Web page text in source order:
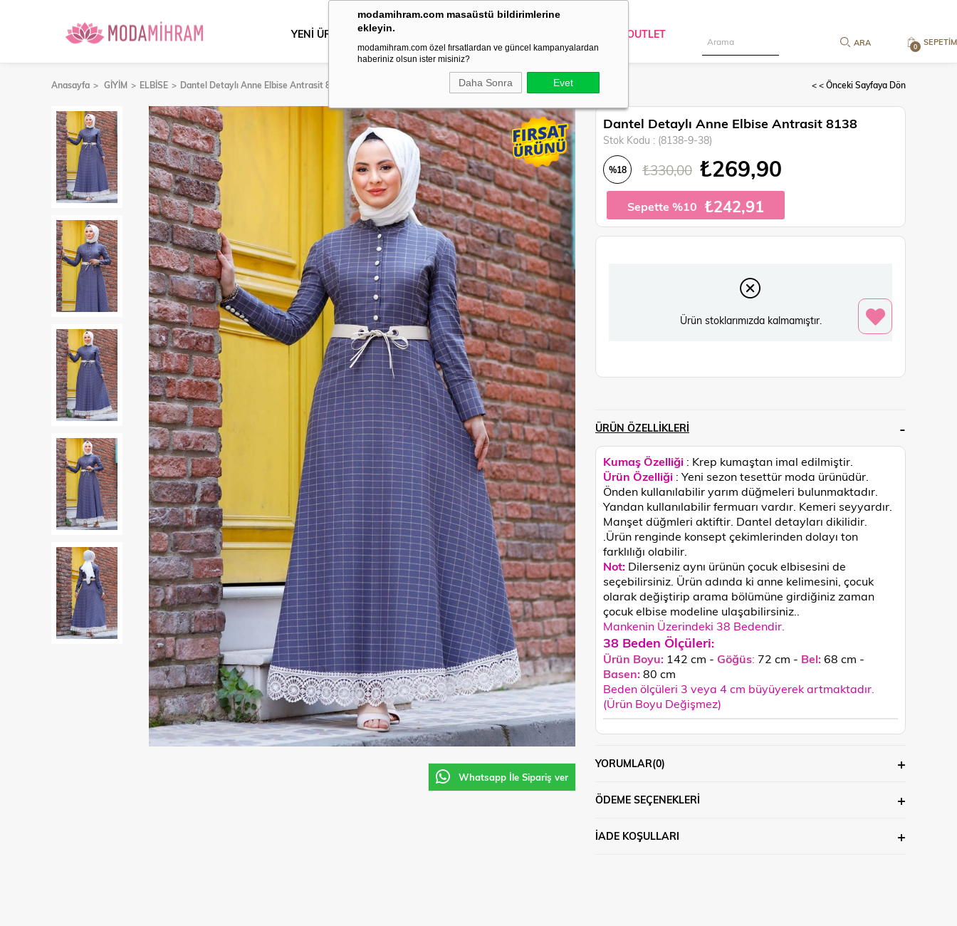
modamihram.com masaüstü bildirimlerine
ekleyin.
modamihram.com özel fırsatlardan ve güncel kampanyalardan
haberiniz olsun ister misiniz?
Daha Sonra Evet
SEPETIM
0
YENİ ÜRÜNLER DIŞ GİYİM OUTLET
Anasayfa GİYİM ELBİSE Dantel Detaylı Anne Elbise Antrasit 8138 < < Önceki Sayfaya Dön
Whatsapp İle Sipariş ver
Dantel Detaylı Anne Elbise Antrasit 8138
Stok Kodu (8138-9-38)
%18 ₺330,00 ₺269,90
Sepette %10 ₺242,91
Ürün stoklarımızda kalmamıştır.
ÜRÜN ÖZELLIKLERI
Kumaş Özelliği : Krep kumaştan imal edilmiştir.
Ürün Özelliği : Yeni sezon tesettür moda ürünüdür.
Önden kullanılabilir yarım düğmeleri bulunmaktadır.
Yandan kullanılabilir fermuarı vardır. Kemeri seyyardır.
Manşet düğmleri aktiftir. Dantel detayları dikilidir.
Ürün renginde konsept çekimlerinden dolayı ton
farklılığı olabilir.
Not: Dilerseniz aynı ürünün çocuk elbisesini de
seçebilirsiniz. Ürün adında ki anne kelimesini, çocuk
olarak değiştirip arama bölümüne girdiğiniz zaman
çocuk elbise modeline ulaşabilirsiniz..
Mankenin Üzerindeki 38 Bedendir.
38 Beden Ölçüleri:
Ürün Boyu: 142 cm - Göğüs: 72 cm - Bel:68 cm -
Basen:80 cm
Beden ölçüleri 3 veya 4 cm büyüyerek artmaktadır.
(Ürün Boyu Değişmez)
YORUMLAR(0)
ÖDEME SEÇENEKLERI
İADE KOŞULLARI